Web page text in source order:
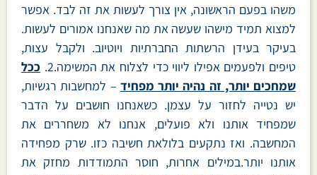
משהו בפעם הראשונה, אין צורך לעשות את זה לבד. אפשר
למצוא תמיד מישהו שעשה את מה שאנחנו אמורים לעשות.
בעיקר בעידן הרשתות החברתיות ויוטיוב. ולקבל עצות,
טיפים ולפעמים אפילו ליווי כדי לצלוח את המשימה.2.
ככל
שמחכים יותר, זה נהיה יותר מפחיד – למחשבות רגשיות,
יש נטייה לחזור על עצמן. כשאנחנו חושבים על הדבר
שמפחיד אותנו ולא פועלים, אנחנו לא משחררים את
המחשבה. ואז נתקעים בלולאת חשיבה כזו. שרק מפחידה
אותנו יותר.במילים אחרות, חוסר התמודדות מחזק את